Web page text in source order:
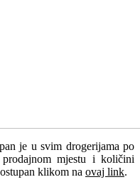
je u svim drogerijama po
mjestu i količini
klikom na ovaj link.